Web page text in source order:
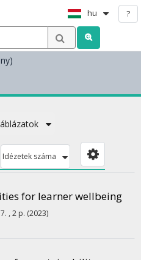
hu ?
Idézetek száma
for learner wellbeing
, 2 p. (2023)